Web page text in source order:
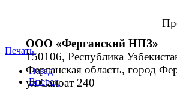
Печать
Назад
Вперед
ООО «Ферганский НПЗ»
150106, Республика
Ферганская область, город
ул.Саноат 240